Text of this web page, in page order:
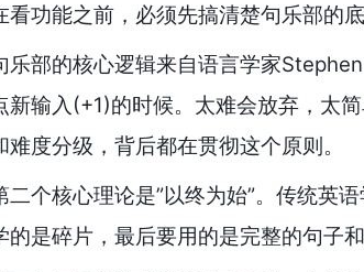
看功能之前，必须先搞清楚句乐部的
乐部的核心逻辑来自语言学家
新输入(+1)的时候。太难会放弃，太
难度分级，背后都在贯彻这个原则。
二个核心理论是”以终为始”。传统
的是碎片，最后要用的是完整的句子